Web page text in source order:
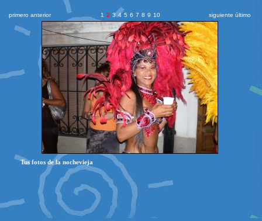
primero anterior 1 2 3 4 5 6 7 8 9 10 siguiente último
Tus fotos de la nochevieja